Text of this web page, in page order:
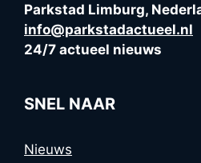
Parkstad Limburg,
info@parkstadactueel.nl
24/7 actueel nieuws
SNEL NAAR
Nieuws